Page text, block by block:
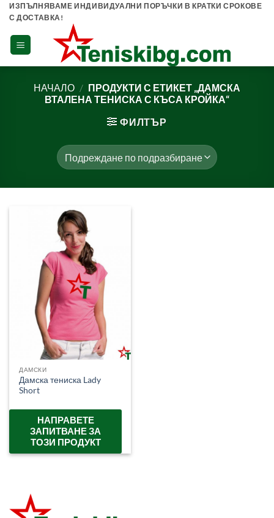
Skip
content
ИЗПЪЛНЯВАМЕ ИНДИВИДУАЛНИ ПОРЪЧКИ В КРАТКИ СРОКОВЕ
С ДОСТАВКА!
НАЧАЛО / ПРОДУКТИ С ЕТИКЕТ „ДАМСКА
ВТАЛЕНА ТЕНИСКА С КЪСА КРОЙКА“
ФИЛТЪР
ДАМСКИ
Дамска тениска Lady
Short
НАПРАВЕТЕ
ЗАПИТВАНЕ ЗА
ТОЗИ ПРОДУКТ